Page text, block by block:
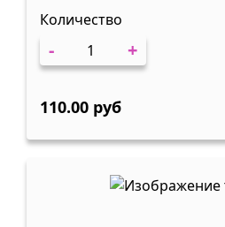
Количество
- +
110.00 руб